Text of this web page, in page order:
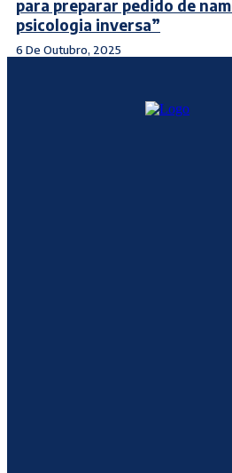
para preparar pedido de
psicologia inversa”
6 De Outubro, 2025